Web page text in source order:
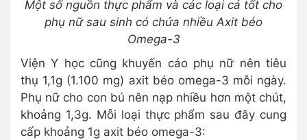
Một số nguồn thực phẩm và các loại cá tốt cho
phụ nữ sau sinh có chứa nhiều Axit béo
Omega-3
Viện Y học cũng khuyến cáo phụ nữ nên tiêu
thụ 1,1g (1.100 mg) axit béo omega-3 mỗi ngày.
Phụ nữ cho con bú nên nạp nhiều hơn một chút,
khoảng 1,3g. Mỗi loại thực phẩm sau đây cung
cấp khoảng 1g axit béo omega-3: